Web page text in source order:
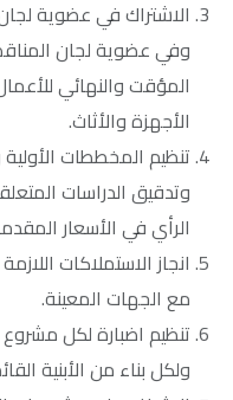
الاشتراك في عضوية
وفي عضوية لجان
المؤقت والنهائي
الأجهزة والأثاث.
تنظيم المخططات
وتدقيق الدراسات
الرأي في الأسعار
انجاز الاستملاكات
مع الجهات المعينة.
تنظيم اضبارة لكل
ولكل بناء من الأبنية